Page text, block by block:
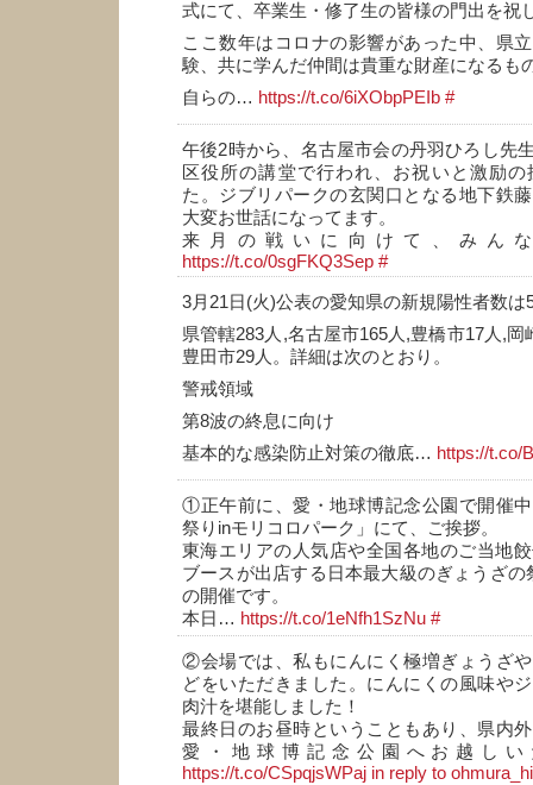
式にて、卒業生・修了生の皆様の門出を祝
ここ数年はコロナの影響があった中、県
験、共に学んだ仲間は貴重な財産になるも
自らの… https://t.co/6iXObpPEIb #
午後2時から、名古屋市会の丹羽ひろし先
区役所の講堂で行われ、お祝いと激励
た。ジブリパークの玄関口となる地下鉄
大変お世話になってます。
来月の戦いに向けて、みん
https://t.co/0sgFKQ3Sep #
3月21日(火)公表の愛知県の新規陽性者数は
県管轄283人,名古屋市165人,豊橋市17人,岡
豊田市29人。詳細は次のとおり。
警戒領域
第8波の終息に向け
基本的な感染防止対策の徹底… https://t.co/
①正午前に、愛・地球博記念公園で開催
祭りinモリコロパーク」にて、ご挨拶。
東海エリアの人気店や全国各地のご当地
ブースが出店する日本最大級のぎょうざの
の開催です。
本日… https://t.co/1eNfh1SzNu #
②会場では、私もにんにく極増ぎょうざ
どをいただきました。にんにくの風味や
肉汁を堪能しました！
最終日のお昼時ということもあり、県内
愛・地球博記念公園へお越し
https://t.co/CSpqjsWPaj in reply to